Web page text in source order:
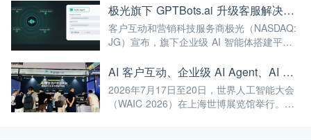
融入自身的产品与服务中，赋能更多企业实
现智能化转型，为我国人工智能产业规模
化、高端化发展注入强劲动能！
极光旗下 GPTBots.ai 升级客服解决方案：Audio Agent 打通企业通信线路，LINE 客服插件 2.0 同步上线
客户互动和营销科技服务商极光（NASDAQ:
JG）宣布，旗下企业级 AI 智能体搭建平台
Agent 正式支持通过 SIP 协议与 Twilio 对接
企业通信系统；LINE 客服插件 2.0 完成界面
重构并新增通知功能。
AI 客户互动、企业级 AI Agent、AI 内容生成集中亮相！极光旗下EngageLab WAIC 2026 现场回顾
2026年7月17日至20日，世界人工智能大会
（WAIC 2026）在上海世博展览馆举行。极